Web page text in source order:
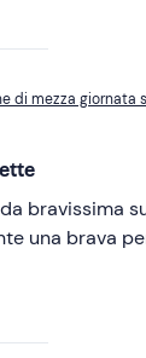
di mezza giornata
bravissima
una brava